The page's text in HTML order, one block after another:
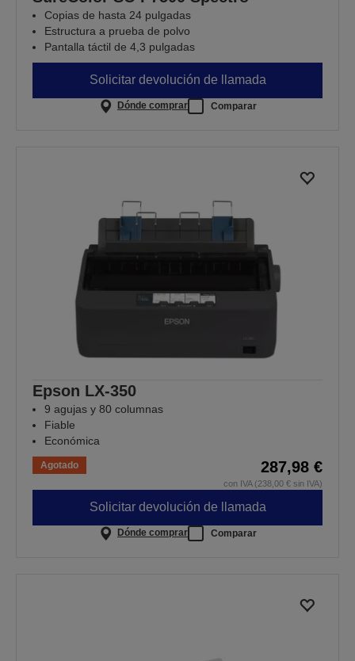
Copias de hasta 24 pulgadas
Estructura a prueba de polvo
Pantalla táctil de 4,3 pulgadas
Solicitar devolución de llamada
Dónde comprar Comparar
Epson LX-350
9 agujas y 80 columnas
Fiable
Económica
Agotado 287,98 €
con IVA (238,00 € sin IVA)
Solicitar devolución de llamada
Dónde comprar Comparar